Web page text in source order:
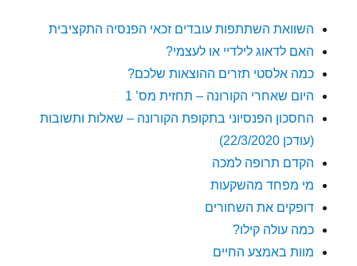
השוואת השתתפות עובדים זכאי הפנסיה התקציבית
האם לדאוג לילדיי או לעצמי?
כמה אלסטי תזרים ההוצאות שלכם?
היום שאחרי הקורונה – תחזית מס’ 1
החסכון הפנסיוני בתקופת הקורונה – שאלות ותשובות
(עודכן 22/3/2020)
הקדם תרופה למכה
מי מפחד מהשקעות
דופקים את השחורים
כמה עולה קילו?
מוות באמצע החיים